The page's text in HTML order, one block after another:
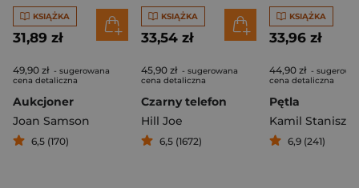
KSIĄŻKA
31,89 zł
49,90 zł - sugerowana
cena detaliczna
Aukcjoner
Joan Samson
6,5 (170)
KSIĄŻKA
33,54 zł
45,90 zł - sugerowana
cena detaliczna
Czarny telefon
Hill Joe
6,5 (1672)
KSIĄŻKA
33,96 zł
44,90 zł -
cena detaliczna
Pętla
Kamil
6,9 (241)